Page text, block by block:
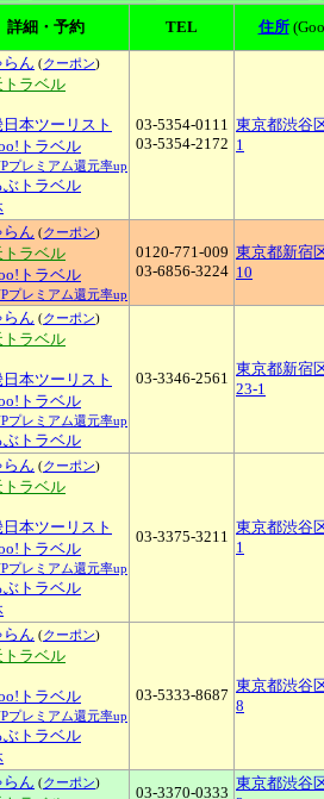
詳細・予約 TEL 住所
らん (クーポン)
ラベル
本ツーリスト
トラベル
プレミアム還元率up
ぶトラベル
03-5354-0111
03-5354-2172
東京都渋谷
1
らん (クーポン)
ラベル
トラベル
プレミアム還元率up
0120-771-009
03-6856-3224
東京都新宿
10
らん (クーポン)
ラベル
本ツーリスト
トラベル
プレミアム還元率up
ぶトラベル
03-3346-2561
東京都新宿
23-1
らん (クーポン)
ラベル
本ツーリスト
トラベル
プレミアム還元率up
ぶトラベル
03-3375-3211
東京都渋谷
1
らん (クーポン)
ラベル
トラベル
プレミアム還元率up
ぶトラベル
03-5333-8687
東京都渋谷
8
らん (クーポン)
03-3370-0333
東京都渋谷